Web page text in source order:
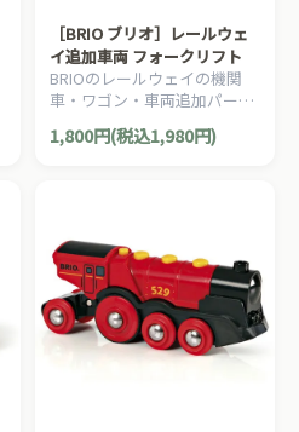
［BRIO ブリオ］レールウェ
イ追加車両 フォークリフト
BRIOのレールウェイの機関
車・ワゴン・車両追加パーツ
のフォークリフトです。4ピ
1,800円(税込1,980円)